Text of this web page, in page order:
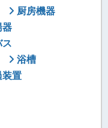
厨房機器
器
ス
浴槽
装置